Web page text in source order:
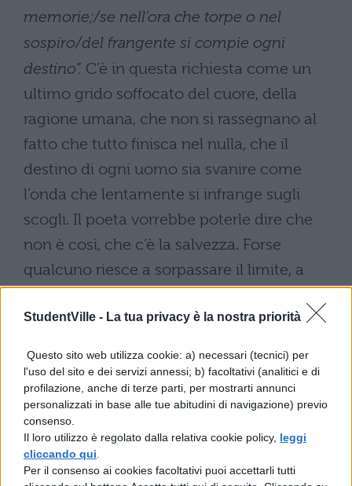
StudentVille - La tua privacy è la nostra priorità
Questo sito web utilizza cookie: a) necessari (tecnici) per
l'uso del sito e dei servizi annessi; b) facoltativi (analitici e di
profilazione, anche di terze parti, per mostrarti annunci
personalizzati in base alle tue abitudini di navigazione) previo
consenso.
Il loro utilizzo è regolato dalla relativa cookie policy, leggi
cliccando qui
Per il consenso ai cookies facoltativi puoi accettarli tutti
memorie;/se nell’ora che torpe o nel
sospiro/del frangente si compie ogni
destino”. C’è in questa richiesta come un
ultimo grido soffocato del cuore, della
ragione umana, che non si rassegnano al
fatto che tutto finisca nel nulla, che il
destino di ogni uomo sia svanire come
l’onda che lentamente si infrange sugli
scogli. Il poeta vorrebbe poterle dire che
non è così, che c’è la salvezza. Forse
qualcuno riesce a sorpassare il limite, a
cose, a raggiungere il compimento della
però.
Egli vorrebbe tuttavia, prima di arrendersi al
suo destino, insegnarle una “via di fuga”
dalla dura realtà; ma sa che questa ipotesi
di salvezza è effimera come la spuma o